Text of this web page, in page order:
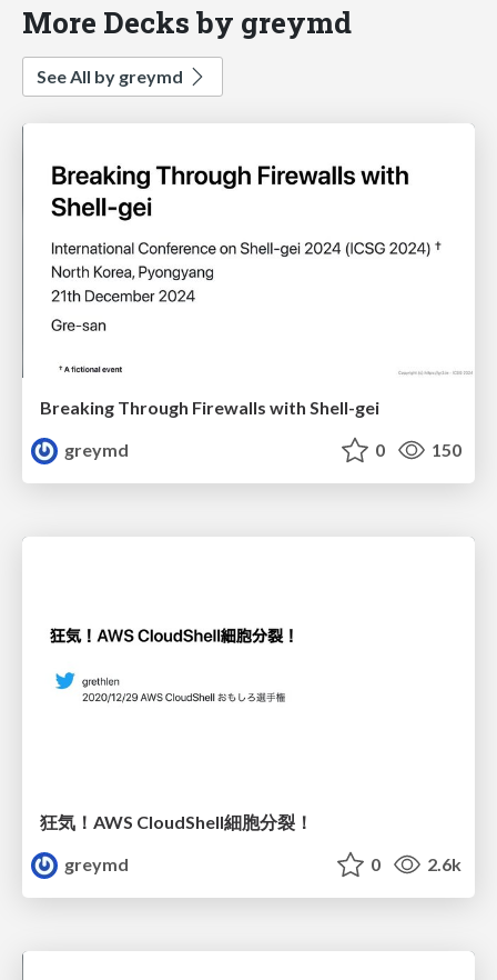
More Decks by greymd
See All by greymd
Breaking Through Firewalls with Shell-gei
greymd
0 150
狂気！AWS CloudShell細胞分裂！
greymd
0 2.6k